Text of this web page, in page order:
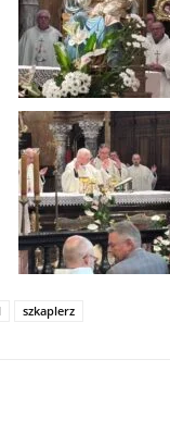
szkaplerz